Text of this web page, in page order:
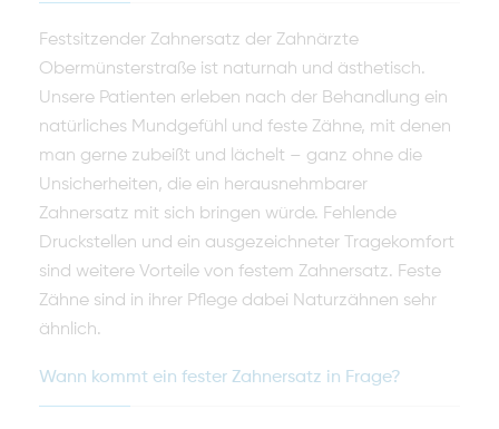
Festsitzender Zahnersatz der Zahnärzte
Obermünsterstraße ist naturnah und ästhetisch.
Unsere Patienten erleben nach der Behandlung ein
natürliches Mundgefühl und feste Zähne, mit denen
man gerne zubeißt und lächelt – ganz ohne die
Unsicherheiten, die ein herausnehmbarer
Zahnersatz mit sich bringen würde. Fehlende
Druckstellen und ein ausgezeichneter Tragekomfort
sind weitere Vorteile von festem Zahnersatz. Feste
Zähne sind in ihrer Pflege dabei Naturzähnen sehr
ähnlich.
Wann kommt ein fester Zahnersatz in Frage?